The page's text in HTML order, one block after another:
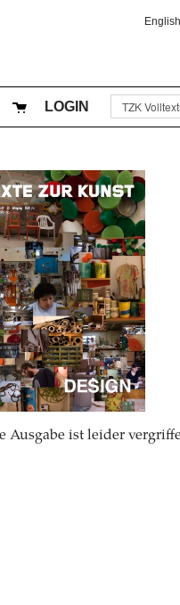
English
LOGIN
Ausgabe ist leider